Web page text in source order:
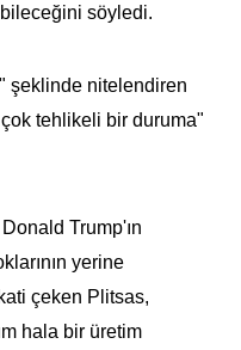
söyledi.
şeklinde nitelendiren
tehlikeli bir duruma"
Trump'ın
yerine
çeken Plitsas,
hala bir üretim